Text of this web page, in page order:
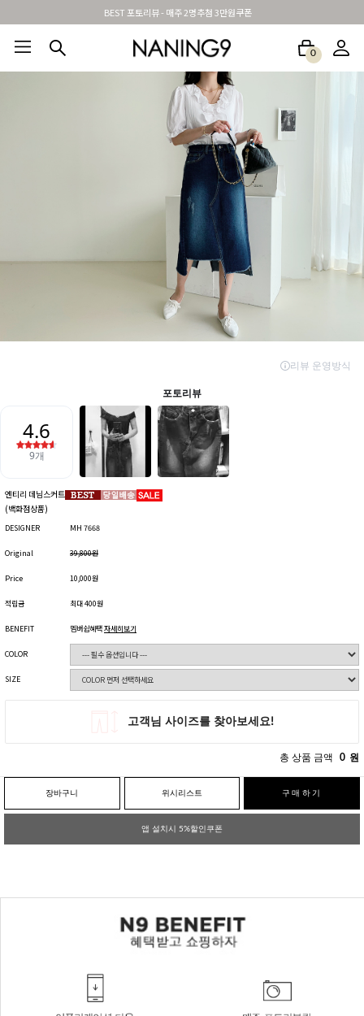
BEST 포토리뷰 - 매주 2명추첨 3만원쿠폰
0
썸머여행룩
엔티리 데님스커트
(백화점상품)
DESIGNER MH 7668
Original 39,800원
Price 10,000원
적립금 최대 400원
BENEFIT 멤버쉽혜택자세히보기
COLOR
SIZE
총 상품 금액 0 원
장바구니 위시리스트 구매하기
앱 설치시 5%할인쿠폰